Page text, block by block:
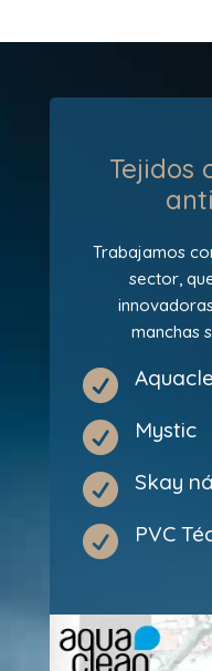
Tejidos
Trabajamos
sector,
manchas

 Mystic
 Skay
 PVC